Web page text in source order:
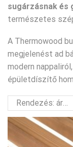
sugárzásnak és
természetes
A Thermowood
megjelenést ad
modern
épületdíszítő